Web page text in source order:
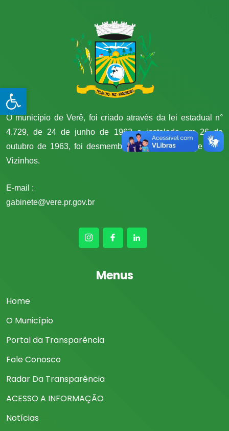
Open toolbar
O município de Verê, foi criado através da lei estadual n°
4.729, de 24 de junho de 1963 e instalado em 26 de
outubro de 1963, foi desmembrado do município de Dois
Vizinhos.
E-mail :
gabinete@vere.pr.gov.br
Menus
Home
O Município
Portal da Transparência
Fale Conosco
Radar Da Transparência
ACESSO A INFORMAÇÃO
Notícias